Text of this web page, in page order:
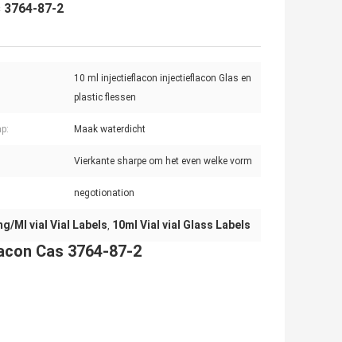
87-2
10 ml injectieflacon injectieflacon Glas en
plastic flessen
Maak waterdicht
Vierkante sharpe om het even welke vorm
negotionation
Ml vial Vial Labels, 10ml Vial vial Glass Labels
Cas 3764-87-2